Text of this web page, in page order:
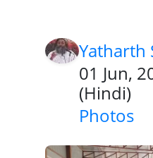
Yatharth
01 Jun,
(Hindi)
Photos